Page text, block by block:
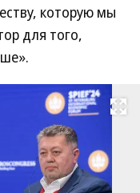
которую мы
для того,
Развернуть